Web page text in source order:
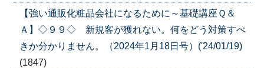
【強い通販化粧品会社になるために～基礎講座Ｑ＆
Ａ】◇９９◇ 新規客が獲れない。何をどう対策すべ
きか分かりません。（2024年1月18日号）('24/01/19)
(1847)